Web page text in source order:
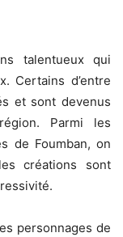
talentueux qui
Certains d’entre
et sont devenus
Parmi les
de Foumban, on
créations sont
personnages de